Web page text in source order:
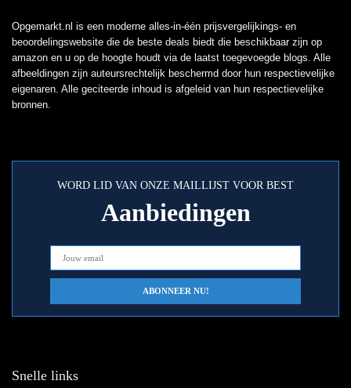
Opgemarkt.nl is een moderne alles-in-één prijsvergelijkings- en
beoordelingswebsite die de beste deals biedt die beschikbaar zijn op
amazon en u op de hoogte houdt via de laatst toegevoegde blogs. Alle
afbeeldingen zijn auteursrechtelijk beschermd door hun respectievelijke
eigenaren. Alle geciteerde inhoud is afgeleid van hun respectievelijke
bronnen.
WORD LID VAN ONZE MAILLIJST VOOR BEST
Aanbiedingen
Snelle links